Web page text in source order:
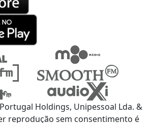
Holdings, Unipessoal Lda. &
reprodução sem consentimento é